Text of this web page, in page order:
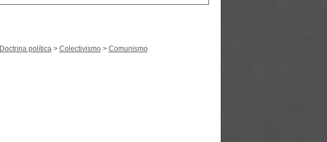
Doctrina política> Colectivismo> Comunismo